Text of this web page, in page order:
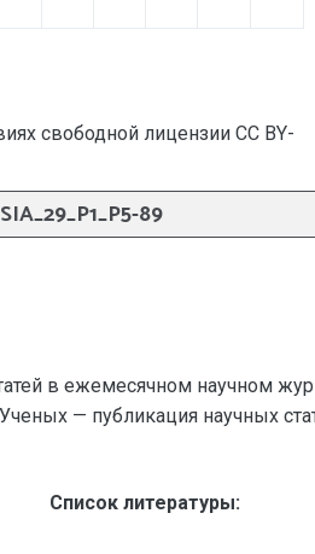
свободной лицензии CC BY-
89
в ежемесячном научном
— публикация научных
Список литературы: